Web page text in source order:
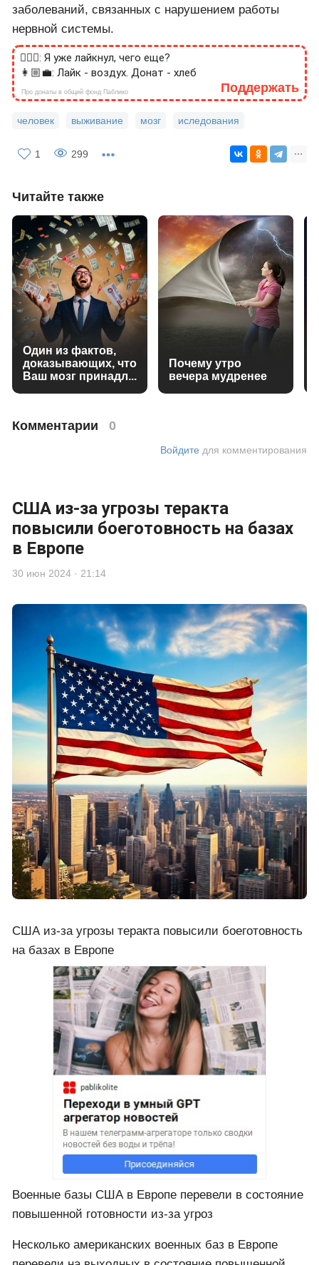
заболеваний, связанных с нарушением работы
нервной системы.
🙎🏻‍♂️: Я уже лайкнул, чего еще?
👩🏼‍💼: Лайк - воздух. Донат - хлеб
Поддержать
Про донаты в общий фонд Паблико
человек выживание мозг иследования
1 299
Читайте также
Один из фактов,
доказывающих, что
Ваш мозг принадл...
Почему утро
вечера мудренее
Комментарии 0
Войдите для комментирования
США из-за угрозы теракта
повысили боеготовность на базах
в Европе
30 июн 2024 · 21:14
США из-за угрозы теракта повысили боеготовность
на базах в Европе
Военные базы США в Европе перевели в состояние
повышенной готовности из-за угроз
Несколько американских военных баз в Европе